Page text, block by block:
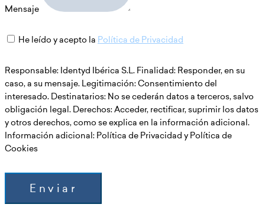
Mensaje
He leído y acepto la Política de Privacidad
Responsable: Identyd Ibérica S.L. Finalidad: Responder, en su
caso, a su mensaje. Legitimación: Consentimiento del
interesado. Destinatarios: No se cederán datos a terceros, salvo
obligación legal. Derechos: Acceder, rectificar, suprimir los datos
y otros derechos, como se explica en la información adicional.
Información adicional: Política de Privacidad y Política de
Cookies
Enviar